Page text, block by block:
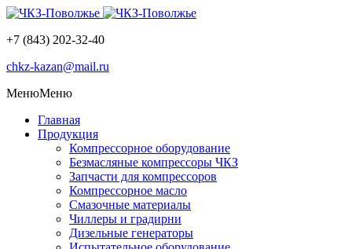
+7 (843) 202-32-40
chkz-kazan@mail.ru
МенюМеню
Главная
Продукция
Компрессорное оборудование
Безмасляные компрессоры ЧКЗ
Запчасти для компрессоров
Компрессорное масло
Смазочные материалы
Чиллеры и градирни
Дизельные генераторы